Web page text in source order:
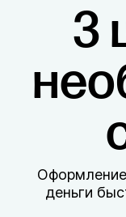
3
деньги